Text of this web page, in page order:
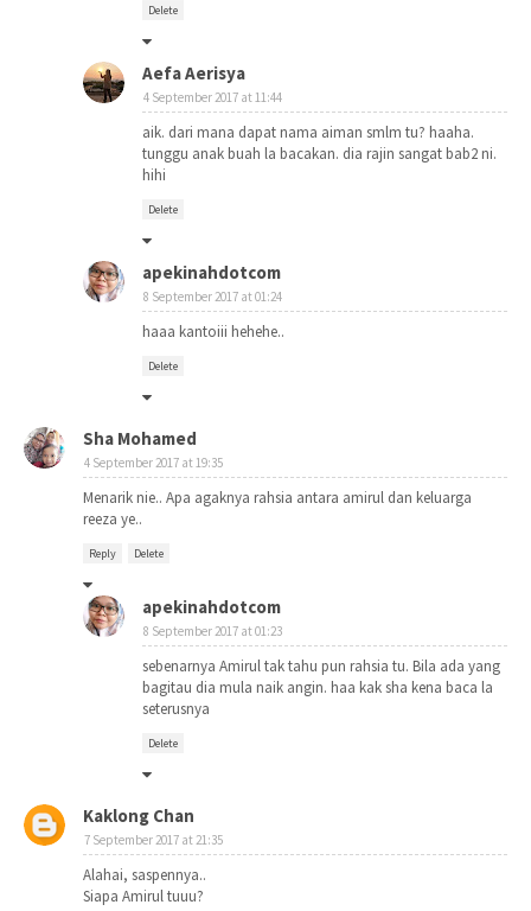
Delete
Aefa Aerisya
4 September 2017 at 11:44
aik. dari mana dapat nama aiman smlm tu? haaha.
tunggu anak buah la bacakan. dia rajin sangat bab2 ni.
hihi
Delete
apekinahdotcom
8 September 2017 at 01:24
haaa kantoiii hehehe..
Delete
Sha Mohamed
4 September 2017 at 19:35
Menarik nie.. Apa agaknya rahsia antara amirul dan keluarga
reeza ye..
Reply Delete
apekinahdotcom
8 September 2017 at 01:23
sebenarnya Amirul tak tahu pun rahsia tu. Bila ada yang
bagitau dia mula naik angin. haa kak sha kena baca la
seterusnya
Delete
Kaklong Chan
7 September 2017 at 21:35
Alahai, saspennya..
Siapa Amirul tuuu?